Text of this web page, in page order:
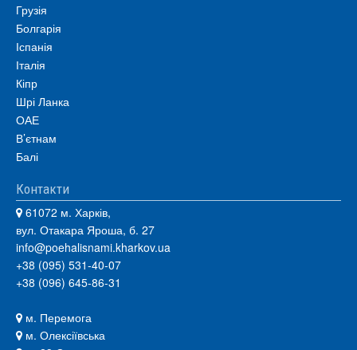
Грузія
Болгарія
Іспанія
Італія
Кіпр
Шрі Ланка
ОАЕ
В’єтнам
Балі
Контакти
61072 м. Харків,
вул. Отакара Яроша, б. 27
info@poehalisnami.kharkov.ua
+38 (095) 531-40-07
+38 (096) 645-86-31
м. Перемога
м. Олексіївська